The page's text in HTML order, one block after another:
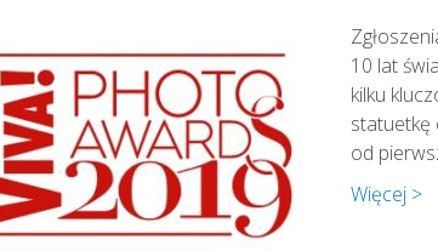
10 lat
kilku
statuetkę
od
Więcej >